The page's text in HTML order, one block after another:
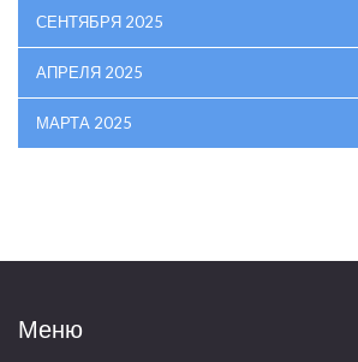
СЕНТЯБРЯ 2025
АПРЕЛЯ 2025
МАРТА 2025
Меню